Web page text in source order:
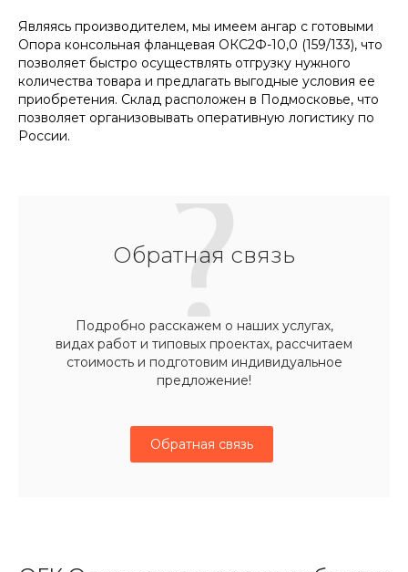
Являясь производителем, мы имеем ангар с готовыми
Опора консольная фланцевая ОКС2Ф-10,0 (159/133), что
позволяет быстро осуществлять отгрузку нужного
количества товара и предлагать выгодные условия ее
приобретения. Склад расположен в Подмосковье, что
позволяет организовывать оперативную логистику по
России.
Обратная связь
Подробно расскажем о наших услугах,
видах работ и типовых проектах, рассчитаем
стоимость и подготовим индивидуальное
предложение!
Обратная связь